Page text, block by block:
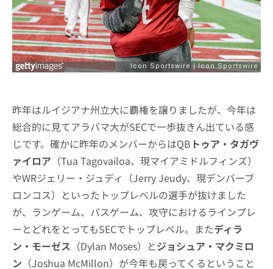
昨年はルイジアナ州立大に覇権を譲りましたが、今年は
総合的に見てアラバマ大がSECで一歩抜きん出ている感
じです。確かに昨年のメンバーからはQB トゥア・タガヴ
ァイロア （Tua Tagovailoa、現マイアミドルフィンズ）
やWRジェリー・ジュディ（Jerry Jeudy、現デンバーブ
ロンコス）といったトップレベルの選手が抜けました
が、ランゲーム、パスゲーム、攻守におけるラインプレ
ーとどれをとってもSECでトップレベル。またディラ
ン・モーゼス （Dylan Moses）とジョシュア・マクミロ
ン （Joshua McMillon）が今年も戻ってくるということ